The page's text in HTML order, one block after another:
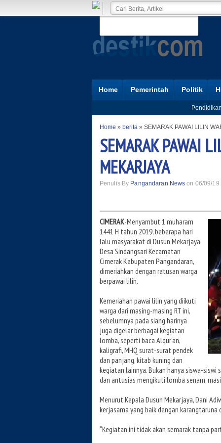
Home Pemerintah Politik
Home » berita » SEMARAK PAWAI LILIN
SEMARAK PAWAI
MEKARJAYA
Penulis By Pangandaran News on 06/09/
CIMERAK-Menyambut 1 muharam
1441 H tahun 2019, beberapa hari
lalu masyarakat di Dusun Mekarjaya
Desa Sindangsari Kecamatan
Cimerak Kabupaten Pangandaran,
dimeriahkan dengan ratusan warga
berpawai lilin.
Kemeriahan pawai lilin yang diikuti
warga dari masing-masing RT ini,
sebelumnya pada siang harinya
juga digelar berbagai kegiatan
lomba, seperti baca Alqur’an,
kaligrafi, MHQ surat-surat pendek
dan panjang, kitab kuning dan
kegiatan lainnya. Bukan hanya siswa-siswi
dan antusias mengikuti lomba senam,
Menurut Kepala Dusun Mekarjaya, Dani
kerjasama yang baik dengan karangtaruna
“Kegiatan ini tidak akan semarak tanpa